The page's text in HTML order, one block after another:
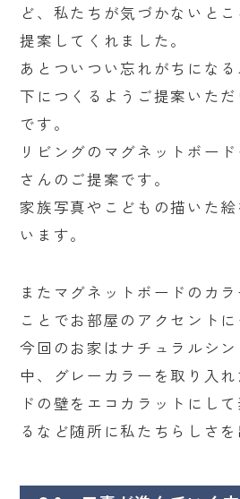
ど、私たちが気づかないと
提案してくれました。
あとついつい忘れがちにな
下につくるようご提案いた
です。
リビングのマグネットボー
さんのご提案です。
家族写真やこどもの描いた
います。
またマグネットボードのカ
ことでお部屋のアクセントに
今回のお家はナチュラルシ
中、グレーカラーを取り入
ドの壁をエコカラットにし
るなど随所に私たちらしさを